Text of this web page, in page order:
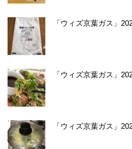
「ウィズ京葉ガス」
「ウィズ京葉ガス」
「ウィズ京葉ガス」